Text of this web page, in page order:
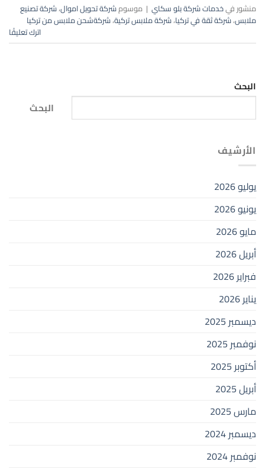
منشور فيخدمات شركة بلو سكاي | موسومشركة تحويل اموال،شركة تصنيع
ملابس،شركة ثقة في تركيا،شركة ملابس تركية،شركةشحن ملابس من تركيا
اترك تعليقًا
البحث
البحث
الأرشيف
يوليو 2026
يونيو 2026
مايو 2026
أبريل 2026
فبراير 2026
يناير 2026
ديسمبر 2025
نوفمبر 2025
أكتوبر 2025
أبريل 2025
مارس 2025
ديسمبر 2024
نوفمبر 2024